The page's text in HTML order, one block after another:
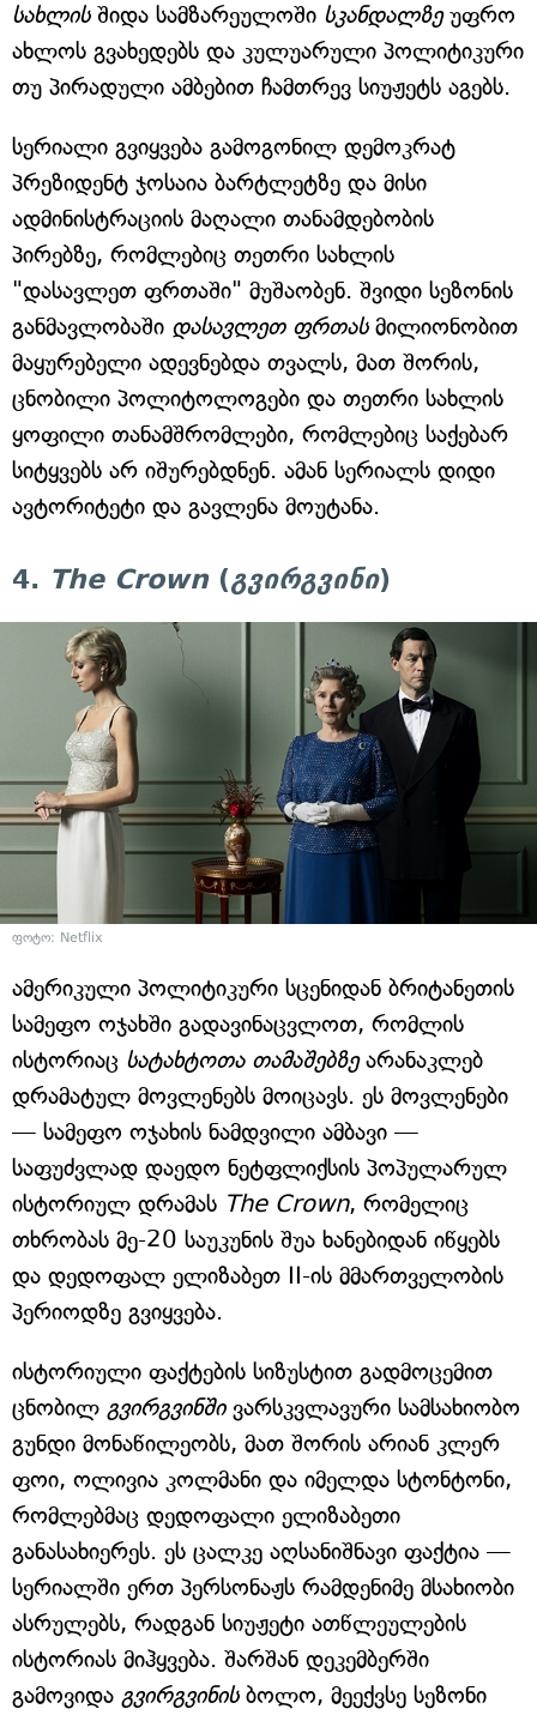
სახლისშიდა სამზარეულოში სკანდალზეუფრო
ახლოს გვახედებს და კულუარული პოლიტიკური
თუ პირადული ამბებით ჩამთრევ სიუჟეტს აგებს.
სერიალი გვიყვება გამოგონილ დემოკრატ
პრეზიდენტ ჯოსაია ბარტლეტზე და მისი
ადმინისტრაციის მაღალი თანამდებობის
პირებზე, რომლებიც თეთრი სახლის
"დასავლეთ ფრთაში" მუშაობენ. შვიდი სეზონის
განმავლობაში დასავლეთ ფრთას მილიონობით
მაყურებელი ადევნებდა თვალს, მათ შორის,
ცნობილი პოლიტოლოგები და თეთრი სახლის
ყოფილი თანამშრომლები, რომლებიც საქებარ
სიტყვებს არ იშურებდნენ. ამან სერიალს დიდი
ავტორიტეტი და გავლენა მოუტანა.
4. The Crown(გვირგვინი)
ფოტო: Netflix
ამერიკული პოლიტიკური სცენიდან ბრიტანეთის
სამეფო ოჯახში გადავინაცვლოთ, რომლის
ისტორიაც სატახტოთა თამაშებზეარანაკლებ
დრამატულ მოვლენებს მოიცავს. ეს მოვლენები
— სამეფო ოჯახის ნამდვილი ამბავი —
საფუძვლად დაედო ნეტფლიქსის პოპულარულ
ისტორიულ დრამას The Crown, რომელიც
თხრობას მე-20 საუკუნის შუა ხანებიდან იწყებს
და დედოფალ ელიზაბეთ II-ის მმართველობის
პერიოდზე გვიყვება.
ისტორიული ფაქტების სიზუსტით გადმოცემით
ცნობილ გვირგვინშივარსკვლავური სამსახიობო
გუნდი მონაწილეობს, მათ შორის არიან კლერ
ფოი, ოლივია კოლმანი და იმელდა სტონტონი,
რომლებმაც დედოფალი ელიზაბეთი
განასახიერეს. ეს ცალკე აღსანიშნავი ფაქტია —
სერიალში ერთ პერსონაჟს რამდენიმე მსახიობი
ასრულებს, რადგან სიუჟეტი ათწლეულების
ისტორიას მიჰყვება. შარშან დეკემბერში
გამოვიდა გვირგვინის ბოლო, მეექვსე სეზონი